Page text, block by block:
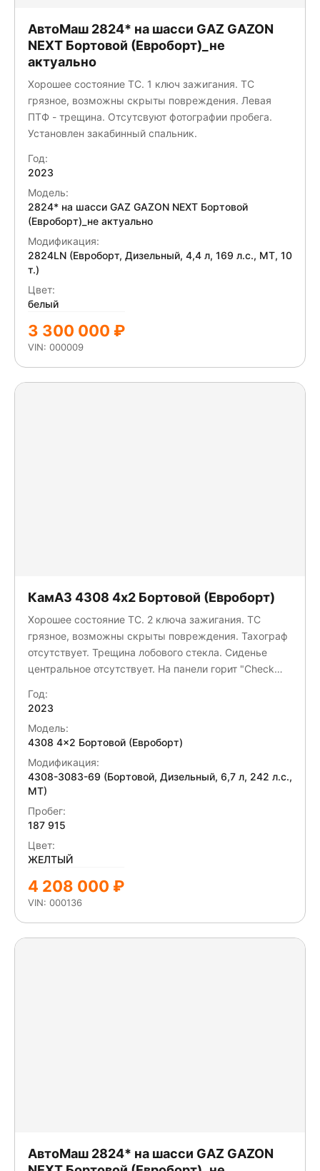
АвтоМаш 2824* на шасси GAZ GAZON
NEXT Бортовой (Евроборт)_не
актуально
Хорошее состояние ТС. 1 ключ зажигания. ТС
грязное, возможны скрыты повреждения. Левая
ПТФ - трещина. Отсутсвуют фотографии пробега.
Установлен закабинный спальник.
Год:
2023
Модель:
2824* на шасси GAZ GAZON NEXT Бортовой
(Евроборт)_не актуально
Модификация:
2824LN (Евроборт, Дизельный, 4,4 л, 169 л.с., МТ, 10
т.)
Цвет:
белый
3 300 000 ₽
VIN: 000009
КамАЗ 4308 4x2 Бортовой (Евроборт)
Хорошее состояние ТС. 2 ключа зажигания. ТС
грязное, возможны скрыты повреждения. Тахограф
отсутствует. Трещина лобового стекла. Сиденье
центральное отсутствует. На панели горит "Check
отсутствует.
Год:
2023
Модель:
4308 4x2 Бортовой (Евроборт)
Модификация:
4308-3083-69 (Бортовой, Дизельный, 6,7 л, 242 л.с.,
МТ)
Пробег:
187 915
Цвет:
ЖЕЛТЫЙ
4 208 000 ₽
VIN: 000136
АвтоМаш 2824* на шасси GAZ GAZON